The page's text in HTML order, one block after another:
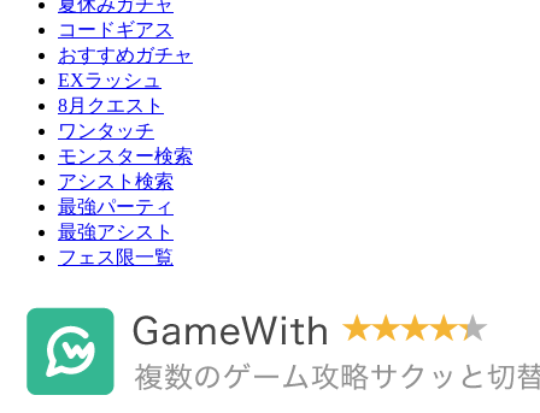
夏休みガチャ
コードギアス
おすすめガチャ
EXラッシュ
8月クエスト
ワンタッチ
モンスター検索
アシスト検索
最強パーティ
最強アシスト
フェス限一覧